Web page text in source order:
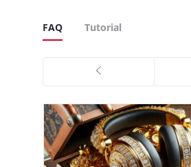
FAQ Tutorial